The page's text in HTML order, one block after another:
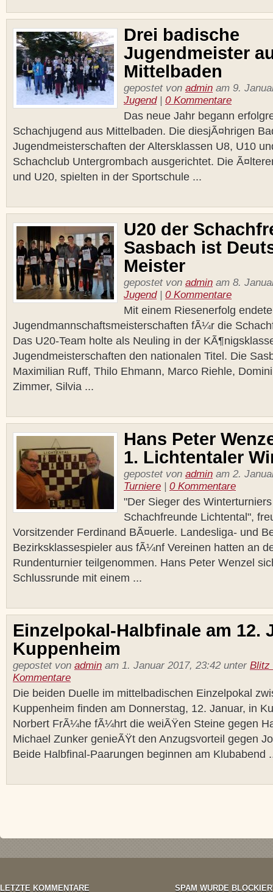
Drei badische
Jugendmeister
Mittelbaden
gepostet von admin am 9.
Jugend| 0 Kommentare
Das neue Jahr begann
Schachjugend aus Mittelbaden. Die diesjÃ¤hrigen
Jugendmeisterschaften der Altersklassen U8, U10
Schachclub Untergrombach ausgerichtet. Die
und U20, spielten in der Sportschule ...
U20 der
Sasbach ist
Meister
gepostet von admin am 8.
Jugend| 0 Kommentare
Mit einem Riesenerfolg
Jugendmannschaftsmeisterschaften fÃ¼r die
Das U20-Team holte als Neuling in der
Jugendmeisterschaften den nationalen Titel. Die
Maximilian Ruff, Thilo Ehmann, Marco Riehle,
Zimmer, Silvia ...
Hans Peter
1. Lichtentaler
gepostet von admin am 2.
Turniere
0 Kommentare
"Der Sieger des
Schachfreunde Lichtental",
Vorsitzender Ferdinand BÃ¤uerle. Landesliga- und
Bezirksklassespieler aus fÃ¼nf Vereinen hatten an
Rundenturnier teilgenommen. Hans Peter Wenzel
Schlussrunde mit einem ...
Einzelpokal-Halbfinale am 12.
Kuppenheim
gepostet von admin am 1. Januar 2017, 23:42 unter Blitz
Kommentare
Die beiden Duelle im mittelbadischen Einzelpokal
Kuppenheim finden am Donnerstag, 12. Januar, in
Norbert FrÃ¼he fÃ¼hrt die weiÃŸen Steine gegen
Michael Zunker genieÃŸt den Anzugsvorteil gegen
Beide Halbfinal-Paarungen beginnen am Klubabend
LETZTE KOMMENTARE SPAM WURDE